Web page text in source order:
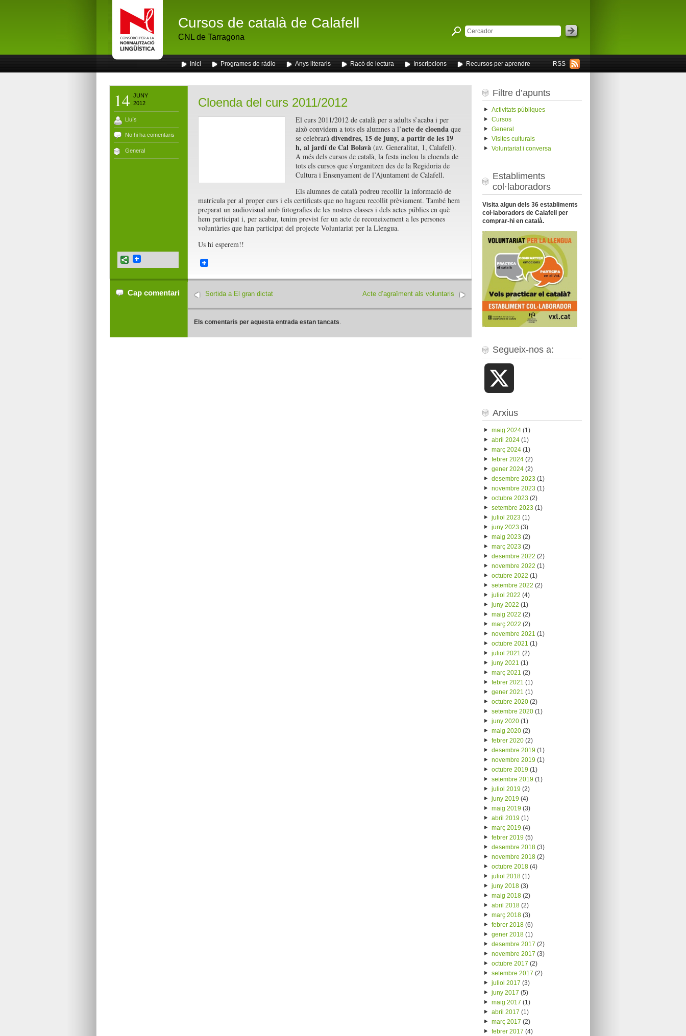
Cursos de català de Calafell
CNL de Tarragona
RSS
Inici Programes de ràdio Anys literaris Racó de lectura Inscripcions Recursos per aprendre
14 JUNY
2012
Lluís
No hi ha comentaris
General
Cloenda del curs 2011/2012
El curs 2011/2012 de català per a adults s’acaba i per
això convidem a tots els alumnes a l’acte de cloenda que
se celebrarà divendres, 15 de juny, a partir de les 19
h, al jardí de Cal Bolavà(av. Generalitat, 1, Calafell).
A més dels cursos de català, la festa inclou la cloenda de
tots els cursos que s’organitzen des de la Regidoria de
Cultura i Ensenyament de l’Ajuntament de Calafell.
Els alumnes de català podreu recollir la informació de
matrícula per al proper curs i els certificats que no hagueu recollit prèviament. També hem
preparat un audiovisual amb fotografies de les nostres classes i dels actes públics en què
hem participat i, per acabar, tenim previst fer un acte de reconeixement a les persones
voluntàries que han participat del projecte Voluntariat per la Llengua.
Us hi esperem!!
Cap comentari Acte d’agraïment als voluntaris
Sortida a El gran dictat
Els comentaris per aquesta entrada estan tancats.
Filtre d’apunts
Activitats públiques
Cursos
General
Visites culturals
Voluntariat i conversa
Establiments
col·laboradors
Visita algun dels 36 establiments
col·laboradors de Calafell per
comprar-hi en català.
Segueix-nos a:
Arxius
maig 2024(1)
abril 2024(1)
març 2024(1)
febrer 2024(2)
gener 2024(2)
desembre 2023(1)
novembre 2023(1)
octubre 2023(2)
setembre 2023(1)
juliol 2023(1)
juny 2023(3)
maig 2023(2)
març 2023(2)
desembre 2022 (2)
novembre 2022 (1)
octubre 2022 (1)
setembre 2022 (2)
juliol 2022 (4)
juny 2022 (1)
maig 2022 (2)
març 2022 (2)
novembre 2021 (1)
octubre 2021 (1)
juliol 2021 (2)
juny 2021 (1)
març 2021 (2)
febrer 2021 (1)
gener 2021 (1)
octubre 2020(2)
setembre 2020(1)
juny 2020(1)
maig 2020(2)
febrer 2020(2)
desembre 2019(1)
novembre 2019(1)
octubre 2019(1)
setembre 2019(1)
juliol 2019(2)
juny 2019(4)
maig 2019(3)
abril 2019(1)
març 2019(4)
febrer 2019(5)
desembre 2018(3)
novembre 2018(2)
octubre 2018(4)
juliol 2018(1)
juny 2018(3)
maig 2018(2)
abril 2018(2)
març 2018(3)
febrer 2018(6)
gener 2018(1)
desembre 2017 (2)
novembre 2017 (3)
octubre 2017 (2)
setembre 2017 (2)
juliol 2017 (3)
juny 2017 (5)
maig 2017 (1)
abril 2017 (1)
març 2017 (2)
febrer 2017 (4)